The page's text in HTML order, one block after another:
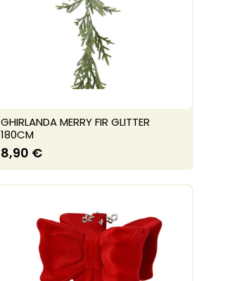
GHIRLANDA MERRY FIR GLITTER
180CM
8,90 €